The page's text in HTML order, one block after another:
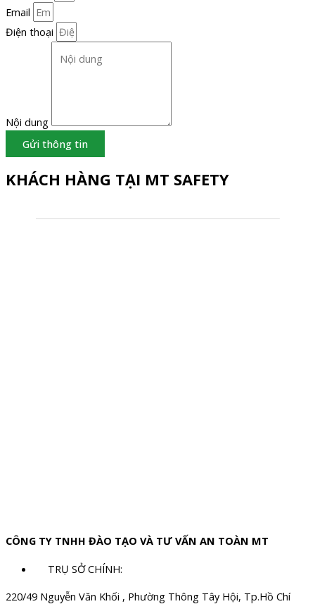
Email
Điện thoại
Nội dung
Gửi thông tin
KHÁCH HÀNG TẠI MT SAFETY
CÔNG TY TNHH ĐÀO TẠO VÀ TƯ VẤN AN TOÀN MT
TRỤ SỞ CHÍNH:
220/49 Nguyễn Văn Khối , Phường Thông Tây Hội, Tp.Hồ Chí